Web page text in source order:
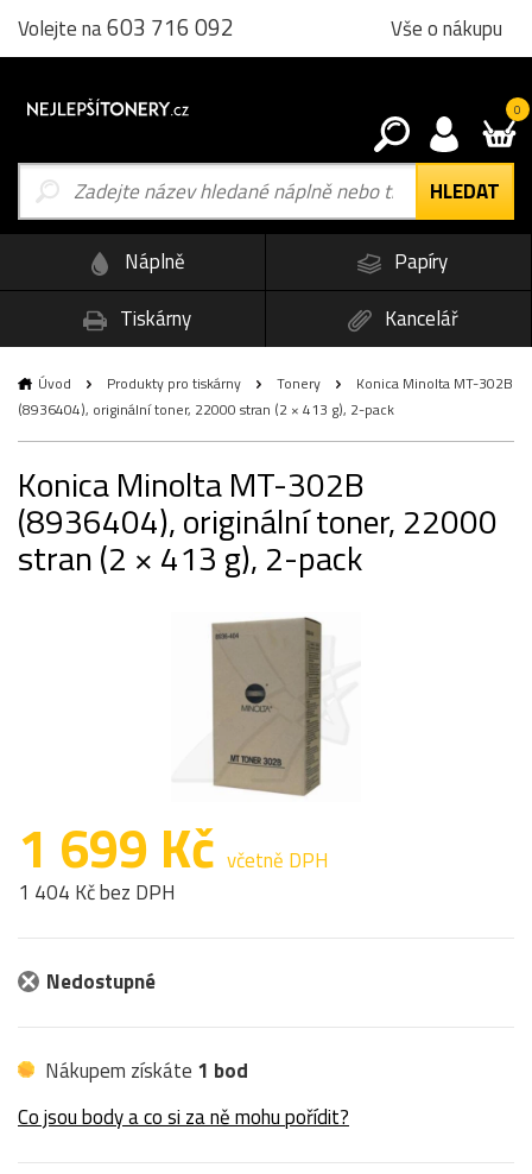
Volejte na603 716 092 Vše o nákupu
0
Náplně
Papíry
Tiskárny
Kancelář
Úvod Produkty pro tiskárny Tonery
Konica Minolta MT-302B
(8936404), originální toner, 22000 stran (2 × 413 g), 2-pack
Konica Minolta MT-302B
(8936404), originální toner, 22000
stran (2 × 413 g), 2-pack
1 699 Kč včetně DPH
1 404 Kč bez DPH
Nedostupné
Nákupem získáte 1 bod
Co jsou body a co si za ně mohu pořídit?